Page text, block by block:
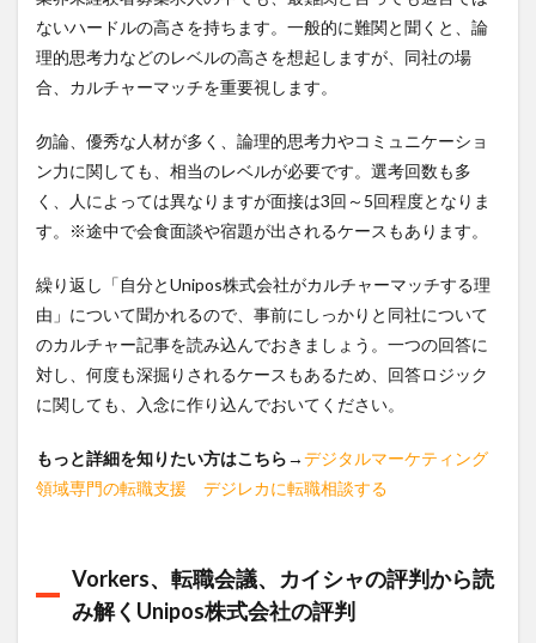
ないハードルの高さを持ちます。一般的に難関と聞くと、論
理的思考力などのレベルの高さを想起しますが、同社の場
合、カルチャーマッチを重要視します。
勿論、優秀な人材が多く、論理的思考力やコミュニケーショ
ン力に関しても、相当のレベルが必要です。選考回数も多
く、人によっては異なりますが面接は3回～5回程度となりま
す。※途中で会食面談や宿題が出されるケースもあります。
繰り返し「自分とUnipos株式会社がカルチャーマッチする理
由」について聞かれるので、事前にしっかりと同社について
のカルチャー記事を読み込んでおきましょう。一つの回答に
対し、何度も深掘りされるケースもあるため、回答ロジック
に関しても、入念に作り込んでおいてください。
もっと詳細を知りたい方はこちら→デジタルマーケティング
領域専門の転職支援 デジレカに転職相談する
Vorkers、転職会議、カイシャの評判から読
み解くUnipos株式会社の評判